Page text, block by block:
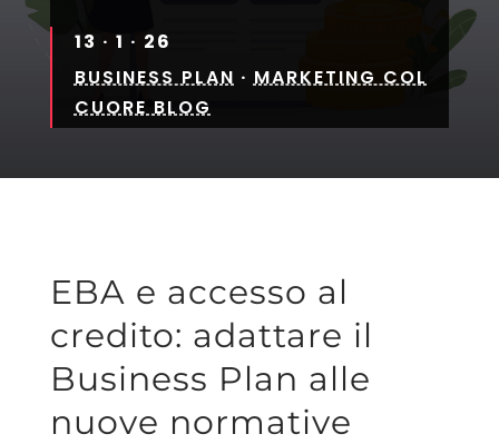
13 · 1 · 26
BUSINESS PLAN ·MARKETING COL
CUORE BLOG
EBA e accesso al
credito: adattare il
Business Plan alle
nuove normative